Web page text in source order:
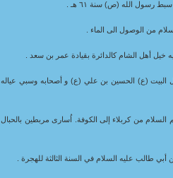
رسول الله (ص) سنة ٦١ هـ .
من الوصول الى الماء .
أهل الشام كالدائرة بقيادة عمر بن سعد .
البيت (ع) الحسين بن علي (ع) و أصحابه وسبي عياله
من كربلاء إلى الكوفة. اُسارى مربطين بالحبال
طالب عليه السلام في السنة الثالثة للهجرة .